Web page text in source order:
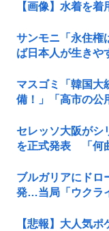
【画像】水着を
サンモニ「永住権
ば日本人が生きや
マスゴミ「韓国大
備！」「高市の公
セレッソ大阪がシ
を正式発表 「何
ブルガリアにドロ
発…当局「ウクラ
【悲報】大人気